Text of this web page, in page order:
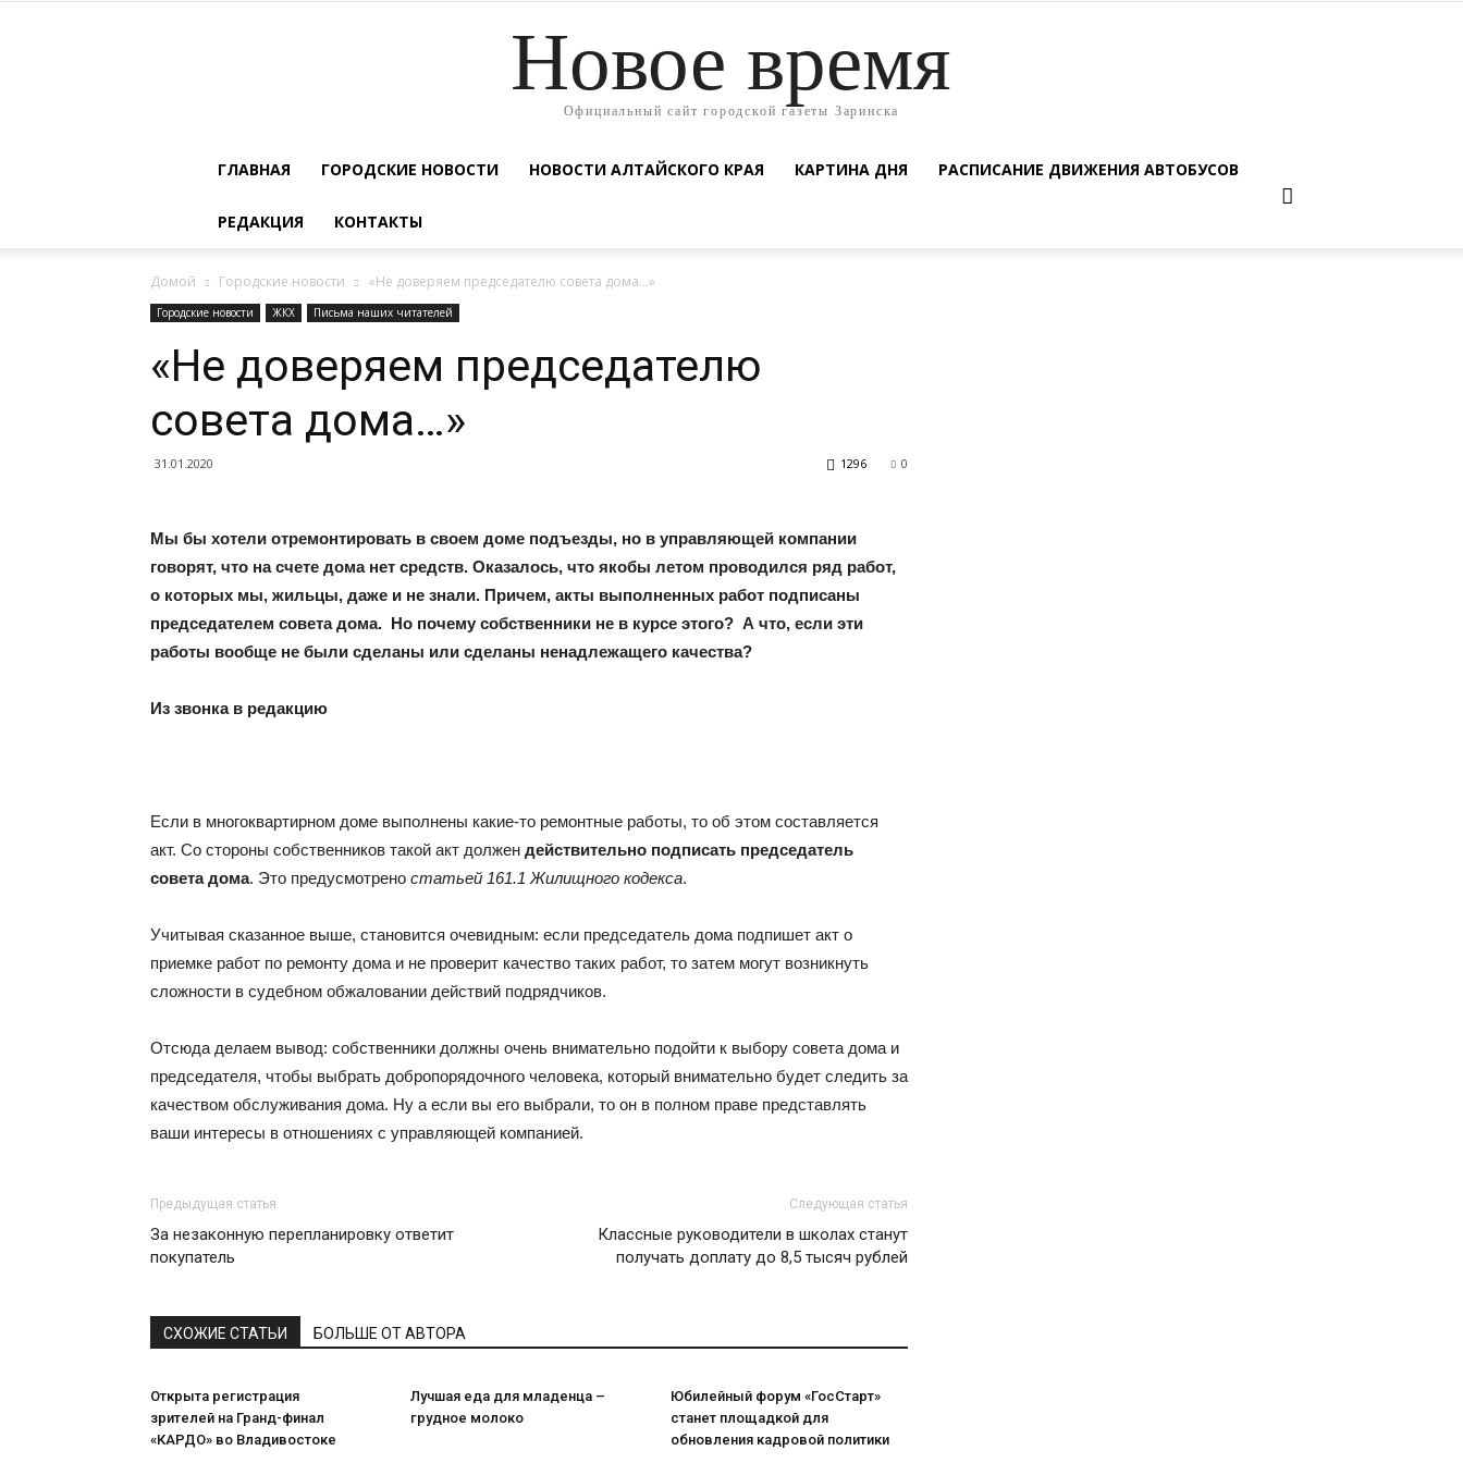
Новое время
Официальный сайт городской газеты Заринска
ГЛАВНАЯ ГОРОДСКИЕ НОВОСТИ НОВОСТИ АЛТАЙСКОГО КРАЯ КАРТИНА ДНЯ РАСПИСАНИЕ ДВИЖЕНИЯ АВТОБУСОВ
РЕДАКЦИЯ КОНТАКТЫ
Домой Городские новости «Не доверяем председателю совета дома…»
Городские новости ЖКХ Письма наших читателей
«Не доверяем председателю
совета дома…»
31.01.2020 0
1296
Мы бы хотели отремонтировать в своем доме подъезды, но в управляющей компании
говорят, что на счете дома нет средств. Оказалось, что якобы летом проводился ряд работ,
о которых мы, жильцы, даже и не знали. Причем, акты выполненных работ подписаны
председателем совета дома. Но почему собственники не в курсе этого? А что, если эти
работы вообще не были сделаны или сделаны ненадлежащего качества?
Из звонка в редакцию
Если в многоквартирном доме выполнены какие-то ремонтные работы, то об этом составляется
акт. Со стороны собственников такой акт должен действительно подписать председатель
совета дома. Это предусмотрено статьей 161.1 Жилищного кодекса.
Учитывая сказанное выше, становится очевидным: если председатель дома подпишет акт о
приемке работ по ремонту дома и не проверит качество таких работ, то затем могут возникнуть
сложности в судебном обжаловании действий подрядчиков.
Отсюда делаем вывод: собственники должны очень внимательно подойти к выбору совета дома и
председателя, чтобы выбрать добропорядочного человека, который внимательно будет следить за
качеством обслуживания дома. Ну а если вы его выбрали, то он в полном праве представлять
ваши интересы в отношениях с управляющей компанией.
Предыдущая статья
За незаконную перепланировку ответит
покупатель
Следующая статья
Классные руководители в школах станут
получать доплату до 8,5 тысяч рублей
СХОЖИЕ СТАТЬИ БОЛЬШЕ ОТ АВТОРА
Открыта регистрация
зрителей на Гранд-финал
«КАРДО» во Владивостоке
Лучшая еда для младенца –
грудное молоко
Юбилейный форум «ГосСтарт»
станет площадкой для
обновления кадровой политики